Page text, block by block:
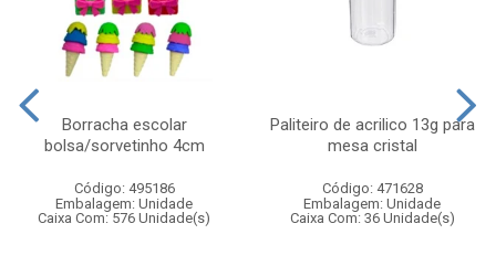
Borracha escolar
bolsa/sorvetinho 4cm
Código: 495186
Embalagem: Unidade
Caixa Com: 576 Unidade(s)
Paliteiro de acrilico 13g para
mesa cristal
Código: 471628
Embalagem: Unidade
Caixa Com: 36 Unidade(s)